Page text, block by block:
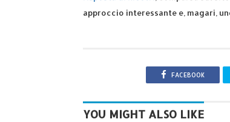
approccio interessante e, magari,
FACEBOOK
YOU MIGHT ALSO LIKE